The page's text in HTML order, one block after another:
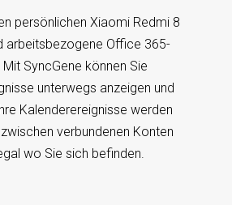
persönlichen Xiaomi Redmi 8
arbeitsbezogene Office 365-
SyncGene können Sie
unterwegs anzeigen und
Kalenderereignisse werden
verbundenen Konten
wo Sie sich befinden.